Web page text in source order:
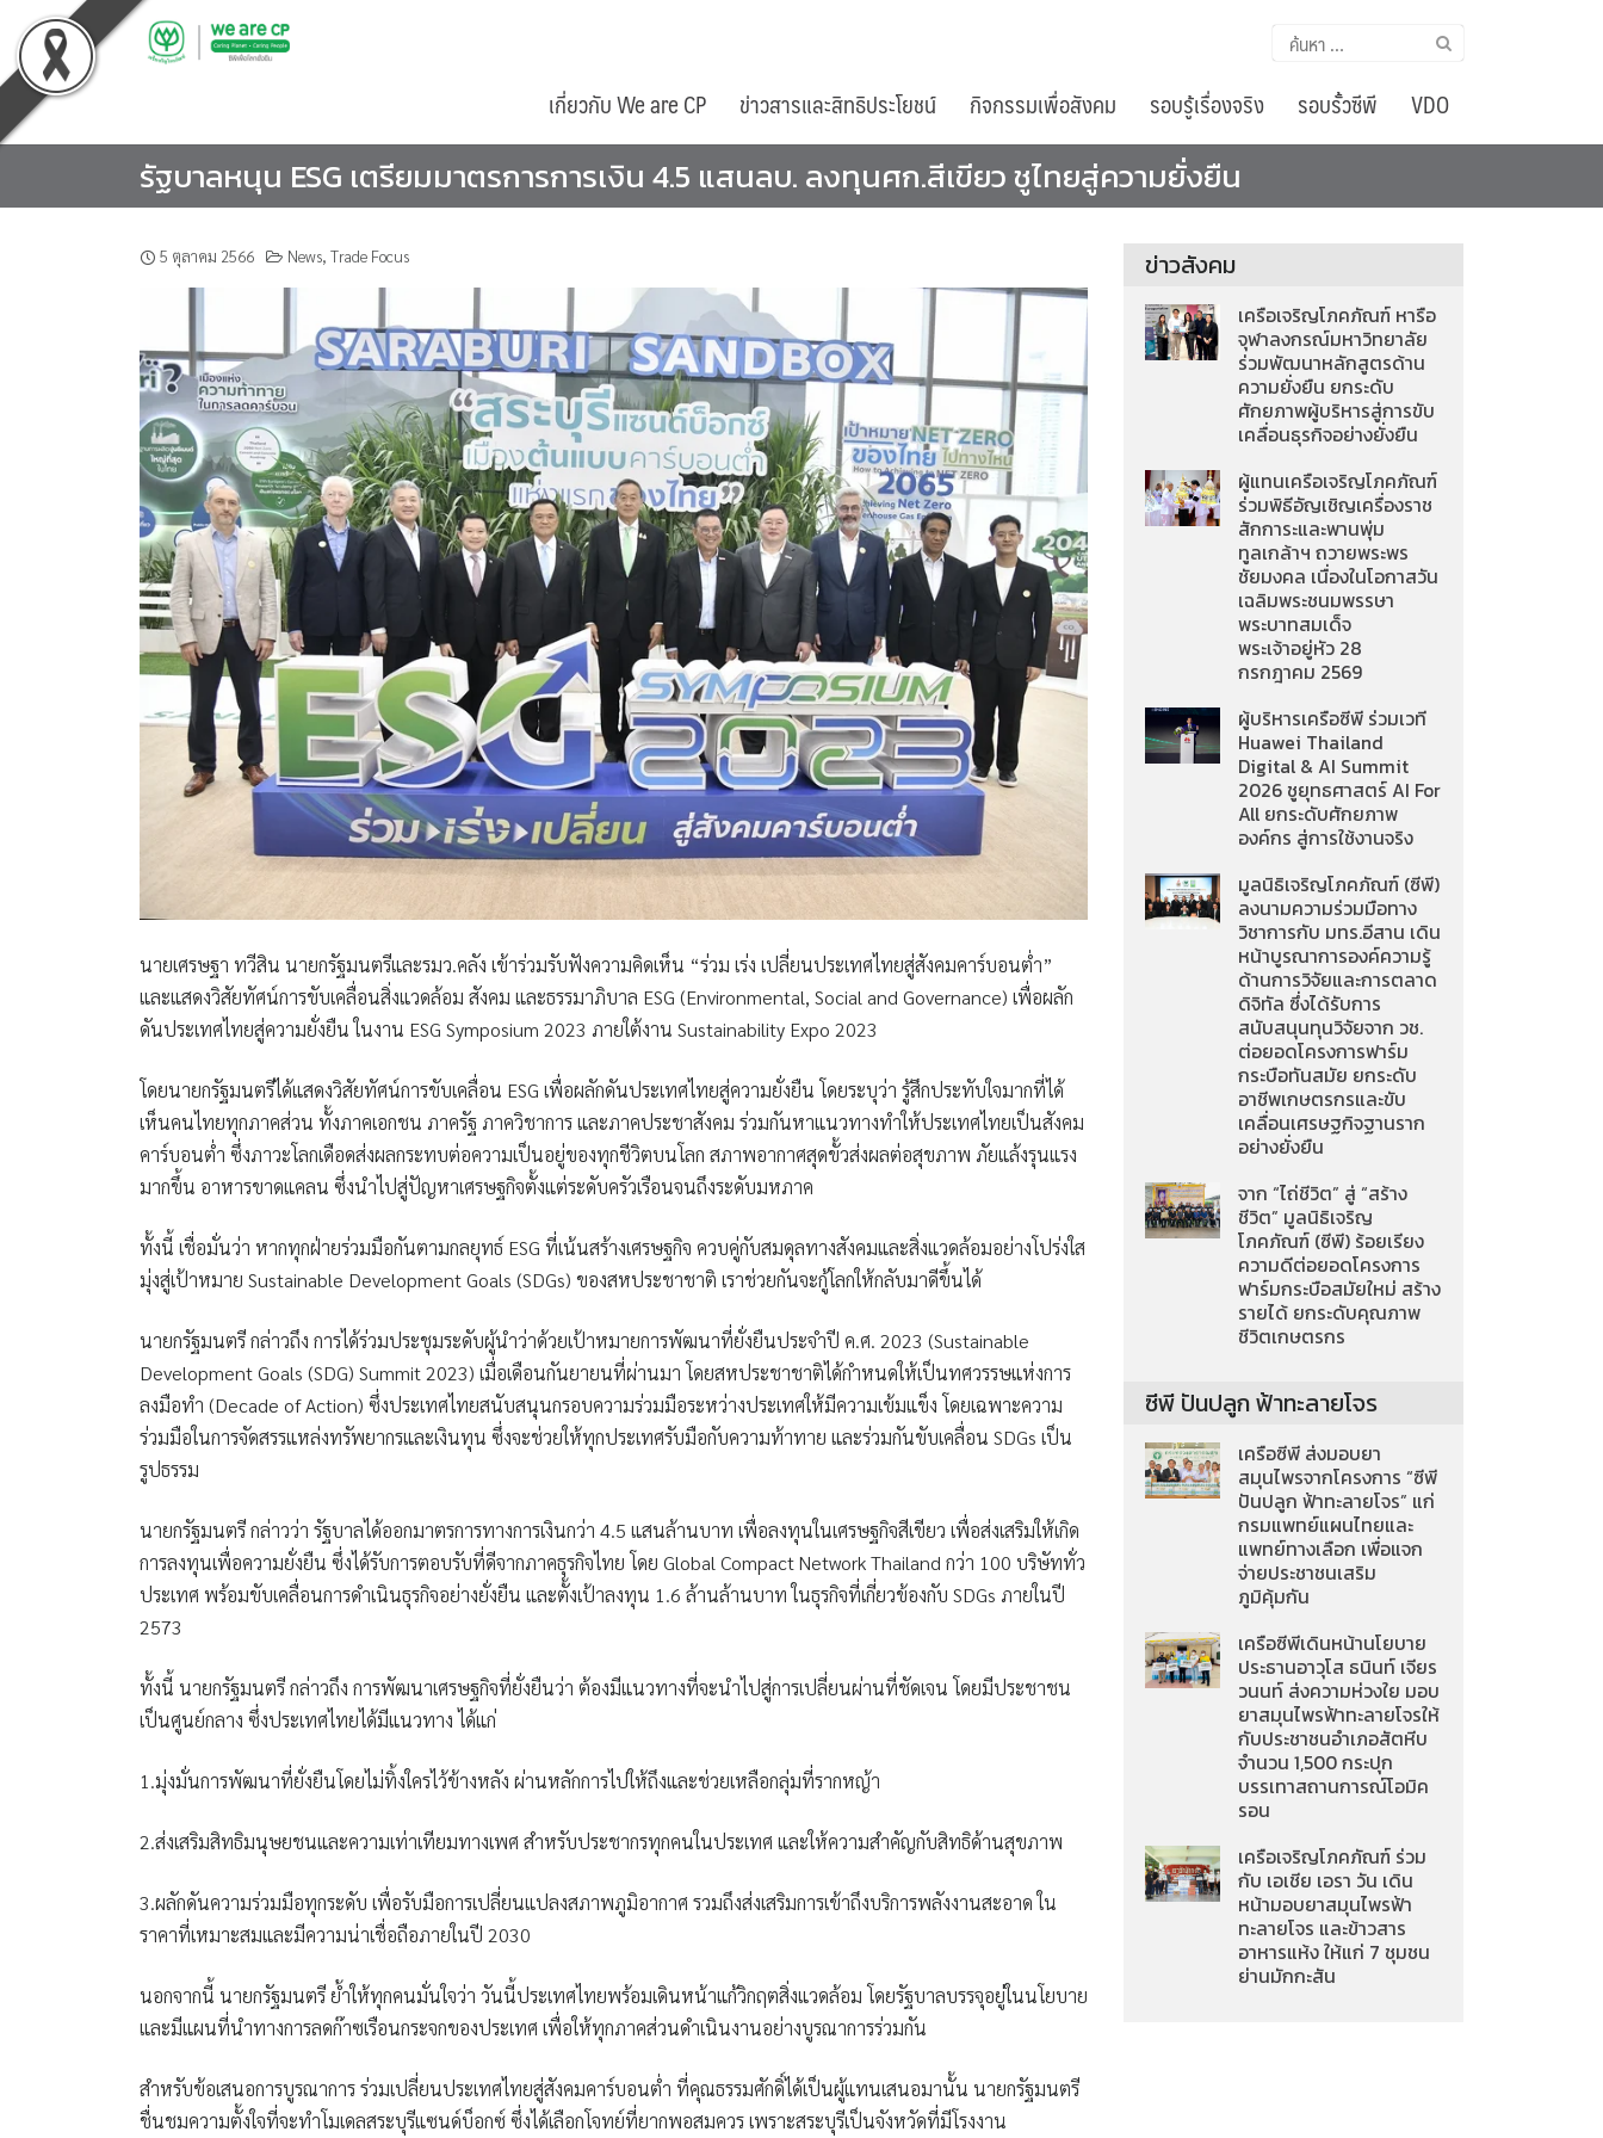
to
content
ค้นหา
เกี่ยวกับ We are CP ข่าวสารและสิทธิประโยชน์ กิจกรรมเพื่อสังคม รอบรู้เรื่องจริง รอบรั้วซีพี VDO
รัฐบาลหนุน ESG เตรียมมาตรการการเงิน 4.5 แสนลบ. ลงทุนศก.สีเขียว ชูไทยสู่ความยั่งยืน
5 ตุลาคม 2566 News, Trade Focus
นายเศรษฐา ทวีสิน นายกรัฐมนตรีและรมว.คลัง เข้าร่วมรับฟังความคิดเห็น “ร่วม เร่ง เปลี่ยนประเทศไทยสู่สังคมคาร์บอนต่ำ”
และแสดงวิสัยทัศน์การขับเคลื่อนสิ่งแวดล้อม สังคม และธรรมาภิบาล ESG (Environmental, Social and Governance) เพื่อผลัก
ดันประเทศไทยสู่ความยั่งยืน ในงาน ESG Symposium 2023 ภายใต้งาน Sustainability Expo 2023
โดยนายกรัฐมนตรีได้แสดงวิสัยทัศน์การขับเคลื่อน ESG เพื่อผลักดันประเทศไทยสู่ความยั่งยืน โดยระบุว่า รู้สึกประทับใจมากที่ได้
เห็นคนไทยทุกภาคส่วน ทั้งภาคเอกชน ภาครัฐ ภาควิชาการ และภาคประชาสังคม ร่วมกันหาแนวทางทำให้ประเทศไทยเป็นสังคม
คาร์บอนต่ำ ซึ่งภาวะโลกเดือดส่งผลกระทบต่อความเป็นอยู่ของทุกชีวิตบนโลก สภาพอากาศสุดขั้วส่งผลต่อสุขภาพ ภัยแล้งรุนแรง
มากขึ้น อาหารขาดแคลน ซึ่งนำไปสู่ปัญหาเศรษฐกิจตั้งแต่ระดับครัวเรือนจนถึงระดับมหภาค
ทั้งนี้ เชื่อมั่นว่า หากทุกฝ่ายร่วมมือกันตามกลยุทธ์ ESG ที่เน้นสร้างเศรษฐกิจ ควบคู่กับสมดุลทางสังคมและสิ่งแวดล้อมอย่างโปร่งใส
มุ่งสู่เป้าหมาย Sustainable Development Goals (SDGs) ของสหประชาชาติ เราช่วยกันจะกู้โลกให้กลับมาดีขึ้นได้
นายกรัฐมนตรี กล่าวถึง การได้ร่วมประชุมระดับผู้นำว่าด้วยเป้าหมายการพัฒนาที่ยั่งยืนประจำปี ค.ศ. 2023 (Sustainable
Development Goals (SDG) Summit 2023) เมื่อเดือนกันยายนที่ผ่านมา โดยสหประชาชาติได้กำหนดให้เป็นทศวรรษแห่งการ
ลงมือทำ (Decade of Action) ซึ่งประเทศไทยสนับสนุนกรอบความร่วมมือระหว่างประเทศให้มีความเข้มแข็ง โดยเฉพาะความ
ร่วมมือในการจัดสรรแหล่งทรัพยากรและเงินทุน ซึ่งจะช่วยให้ทุกประเทศรับมือกับความท้าทาย และร่วมกันขับเคลื่อน SDGs เป็น
รูปธรรม
นายกรัฐมนตรี กล่าวว่า รัฐบาลได้ออกมาตรการทางการเงินกว่า 4.5 แสนล้านบาท เพื่อลงทุนในเศรษฐกิจสีเขียว เพื่อส่งเสริมให้เกิด
การลงทุนเพื่อความยั่งยืน ซึ่งได้รับการตอบรับที่ดีจากภาคธุรกิจไทย โดย Global Compact Network Thailand กว่า 100 บริษัททั่ว
ประเทศ พร้อมขับเคลื่อนการดำเนินธุรกิจอย่างยั่งยืน และตั้งเป้าลงทุน 1.6 ล้านล้านบาท ในธุรกิจที่เกี่ยวข้องกับ SDGs ภายในปี
2573
ทั้งนี้ นายกรัฐมนตรี กล่าวถึง การพัฒนาเศรษฐกิจที่ยั่งยืนว่า ต้องมีแนวทางที่จะนำไปสู่การเปลี่ยนผ่านที่ชัดเจน โดยมีประชาชน
เป็นศูนย์กลาง ซึ่งประเทศไทยได้มีแนวทาง ได้แก่
1.มุ่งมั่นการพัฒนาที่ยั่งยืนโดยไม่ทิ้งใครไว้ข้างหลัง ผ่านหลักการไปให้ถึงและช่วยเหลือกลุ่มที่รากหญ้า
2.ส่งเสริมสิทธิมนุษยชนและความเท่าเทียมทางเพศ สำหรับประชากรทุกคนในประเทศ และให้ความสำคัญกับสิทธิด้านสุขภาพ
3.ผลักดันความร่วมมือทุกระดับ เพื่อรับมือการเปลี่ยนแปลงสภาพภูมิอากาศ รวมถึงส่งเสริมการเข้าถึงบริการพลังงานสะอาด ใน
ราคาที่เหมาะสมและมีความน่าเชื่อถือภายในปี 2030
นอกจากนี้ นายกรัฐมนตรี ย้ำให้ทุกคนมั่นใจว่า วันนี้ประเทศไทยพร้อมเดินหน้าแก้วิกฤตสิ่งแวดล้อม โดยรัฐบาลบรรจุอยู่ในนโยบาย
และมีแผนที่นำทางการลดก๊าซเรือนกระจกของประเทศ เพื่อให้ทุกภาคส่วนดำเนินงานอย่างบูรณาการร่วมกัน
สำหรับข้อเสนอการบูรณาการ ร่วมเปลี่ยนประเทศไทยสู่สังคมคาร์บอนต่ำ ที่คุณธรรมศักดิ์ได้เป็นผู้แทนเสนอมานั้น นายกรัฐมนตรี
ชื่นชมความตั้งใจที่จะทำโมเดลสระบุรีแซนด์บ็อกซ์ ซึ่งได้เลือกโจทย์ที่ยากพอสมควร เพราะสระบุรีเป็นจังหวัดที่มีโรงงาน
ข่าวสังคม
เครือเจริญโภคภัณฑ์ หารือ
จุฬาลงกรณ์มหาวิทยาลัย
ร่วมพัฒนาหลักสูตรด้าน
ความยั่งยืน ยกระดับ
ศักยภาพผู้บริหารสู่การขับ
เคลื่อนธุรกิจอย่างยั่งยืน
ผู้แทนเครือเจริญโภคภัณฑ์
ร่วมพิธีอัญเชิญเครื่องราช
สักการะและพานพุ่ม
ทูลเกล้าฯ ถวายพระพร
ชัยมงคล เนื่องในโอกาสวัน
เฉลิมพระชนมพรรษา
พระบาทสมเด็จ
พระเจ้าอยู่หัว 28
กรกฎาคม 2569
ผู้บริหารเครือซีพี ร่วมเวที
Huawei Thailand
Digital & AI Summit
2026 ชูยุทธศาสตร์ AI For
All ยกระดับศักยภาพ
องค์กร สู่การใช้งานจริง
มูลนิธิเจริญโภคภัณฑ์ (ซีพี)
ลงนามความร่วมมือทาง
วิชาการกับ มทร.อีสาน เดิน
หน้าบูรณาการองค์ความรู้
ด้านการวิจัยและการตลาด
ดิจิทัล ซึ่งได้รับการ
สนับสนุนทุนวิจัยจาก วช.
ต่อยอดโครงการฟาร์ม
กระบือทันสมัย ยกระดับ
อาชีพเกษตรกรและขับ
เคลื่อนเศรษฐกิจฐานราก
อย่างยั่งยืน
จาก “ไถ่ชีวิต” สู่ “สร้าง
ชีวิต” มูลนิธิเจริญ
โภคภัณฑ์ (ซีพี) ร้อยเรียง
ความดีต่อยอดโครงการ
ฟาร์มกระบือสมัยใหม่ สร้าง
รายได้ ยกระดับคุณภาพ
ชีวิตเกษตรกร
ซีพี ปันปลูก ฟ้าทะลายโจร
เครือซีพี ส่งมอบยา
สมุนไพรจากโครงการ “ซีพี
ปันปลูก ฟ้าทะลายโจร” แก่
กรมแพทย์แผนไทยและ
แพทย์ทางเลือก เพื่อแจก
จ่ายประชาชนเสริม
ภูมิคุ้มกัน
เครือซีพีเดินหน้านโยบาย
ประธานอาวุโส ธนินท์ เจียร
วนนท์ ส่งความห่วงใย มอบ
ยาสมุนไพรฟ้าทะลายโจรให้
กับประชาชนอำเภอสัตหีบ
จำนวน 1,500 กระปุก
บรรเทาสถานการณ์โอมิค
รอน
เครือเจริญโภคภัณฑ์ ร่วม
กับ เอเชีย เอรา วัน เดิน
หน้ามอบยาสมุนไพรฟ้า
ทะลายโจร และข้าวสาร
อาหารแห้ง ให้แก่ 7 ชุมชน
ย่านมักกะสัน